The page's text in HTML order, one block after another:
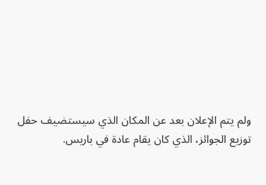
ولم يتم الإعلان بعد عن المكان الذي سيستضيف حفل
توزيع الجوائز، الذي كان يقام عادة في باريس.